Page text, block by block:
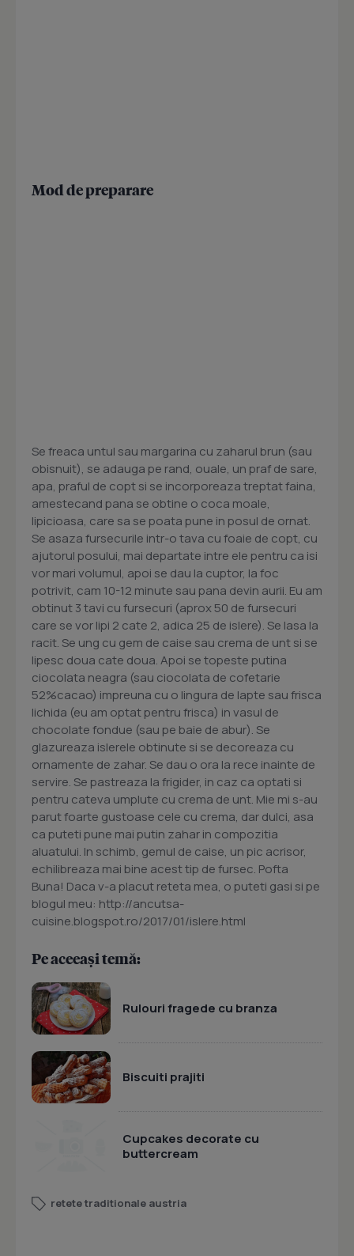
Mod de preparare
Se freaca untul sau margarina cu zaharul brun (sau
obisnuit), se adauga pe rand, ouale, un praf de sare,
apa, praful de copt si se incorporeaza treptat faina,
amestecand pana se obtine o coca moale,
lipicioasa, care sa se poata pune in posul de ornat.
Se asaza fursecurile intr-o tava cu foaie de copt, cu
ajutorul posului, mai departate intre ele pentru ca isi
vor mari volumul, apoi se dau la cuptor, la foc
potrivit, cam 10-12 minute sau pana devin aurii. Eu am
obtinut 3 tavi cu fursecuri (aprox 50 de fursecuri
care se vor lipi 2 cate 2, adica 25 de islere). Se lasa la
racit. Se ung cu gem de caise sau crema de unt si se
lipesc doua cate doua. Apoi se topeste putina
ciocolata neagra (sau ciocolata de cofetarie
52%cacao) impreuna cu o lingura de lapte sau frisca
lichida (eu am optat pentru frisca) in vasul de
chocolate fondue (sau pe baie de abur). Se
glazureaza islerele obtinute si se decoreaza cu
ornamente de zahar. Se dau o ora la rece inainte de
servire. Se pastreaza la frigider, in caz ca optati si
pentru cateva umplute cu crema de unt. Mie mi s-au
parut foarte gustoase cele cu crema, dar dulci, asa
ca puteti pune mai putin zahar in compozitia
aluatului. In schimb, gemul de caise, un pic acrisor,
echilibreaza mai bine acest tip de fursec. Pofta
Buna! Daca v-a placut reteta mea, o puteti gasi si pe
blogul meu: http://ancutsa-
cuisine.blogspot.ro/2017/01/islere.html
Pe aceeași temă:
Rulouri fragede cu branza
Biscuiti prajiti
Cupcakes decorate cu
buttercream
retete traditionale austria